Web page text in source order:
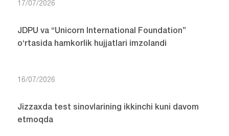
17/07/2026
JDPU va “Unicorn International Foundation”
o‘rtasida hamkorlik hujjatlari imzolandi
16/07/2026
Jizzaxda test sinovlarining ikkinchi kuni davom
etmoqda